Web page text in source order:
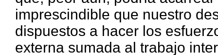
imprescindible que nuestro
dispuestos a hacer los
externa sumada al trabajo